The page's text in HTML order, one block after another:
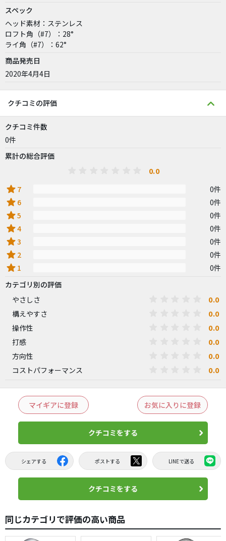
スペック
ヘッド素材：ステンレス
ロフト角（#7）：28°
ライ角（#7）：62°
商品発売日
2020年4月4日
クチコミの評価
クチコミ件数
0件
累計の総合評価
0.0
star 7 0件
star 6 0件
star5 0件
star4 0件
star3 0件
star 2 0件
star 1
0件
カテゴリ別の評価
やさしさ
0.0
構えやすさ 0.0
操作性 0.0
打感 0.0
方向性 0.0
コストパフォーマンス 0.0
マイギアに登録 お気に入りに登録
クチコミをする
シェアする ポストする LINEで送る
クチコミをする
同じカテゴリで評価の高い商品